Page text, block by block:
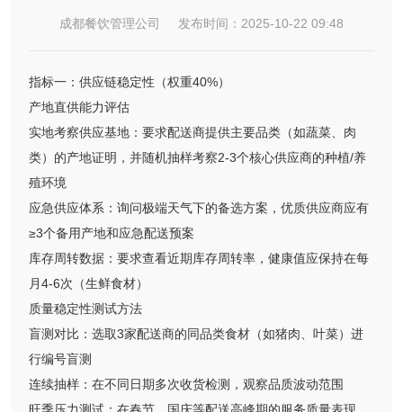
成都餐饮管理公司 发布时间：2025-10-22 09:48
指标一：供应链稳定性（权重40%）
产地直供能力评估
实地考察供应基地：要求配送商提供主要品类（如蔬菜、肉
类）的产地证明，并随机抽样考察2-3个核心供应商的种植/养
殖环境
应急供应体系：询问极端天气下的备选方案，优质供应商应有
≥3个备用产地和应急配送预案
库存周转数据：要求查看近期库存周转率，健康值应保持在每
月4-6次（生鲜食材）
质量稳定性测试方法
盲测对比：选取3家配送商的同品类食材（如猪肉、叶菜）进
行编号盲测
连续抽样：在不同日期多次收货检测，观察品质波动范围
旺季压力测试：在春节、国庆等配送高峰期的服务质量表现